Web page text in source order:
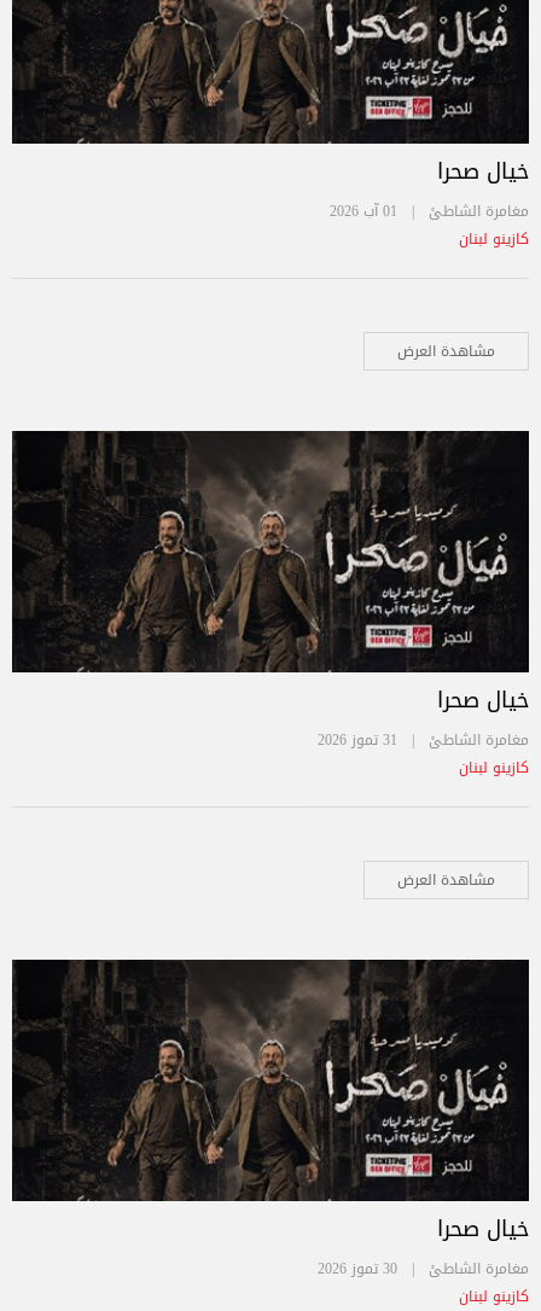
خيال صحرا
مغامرة الشاطئ | 01 آب 2026
كازينو لبنان
مشاهدة العرض
خيال صحرا
مغامرة الشاطئ | 31 تموز 2026
كازينو لبنان
مشاهدة العرض
خيال صحرا
مغامرة الشاطئ | 30 تموز 2026
كازينو لبنان